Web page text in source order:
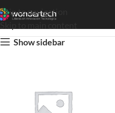
Skip to navigation
Show sidebar